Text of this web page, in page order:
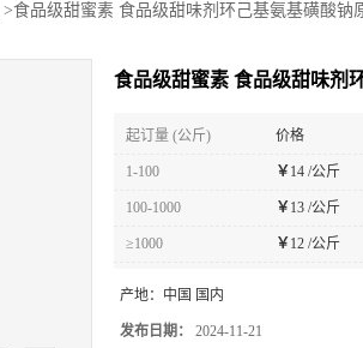
>食品级甜蜜素 食品级甜味剂环己基氨基磺酸钠
食品级甜蜜素 食品级甜味剂
起订量 (公斤) 价格
1-100 ￥ 14 /公斤
100-1000 ￥ 13 /公斤
≥1000 ￥ 12 /公斤
产地： 中国 国内
发布日期： 2024-11-21